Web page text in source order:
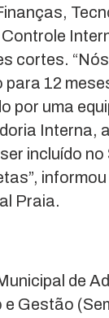
cortes.
para 12
por uma
Interna,
incluído no
Praia.
de
e Gestão